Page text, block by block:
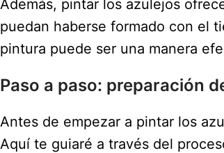
Además, pintar los azulejos
puedan haberse formado con el
pintura puede ser una manera
Paso a paso: preparación
Antes de empezar a pintar los
Aquí te guiaré a través del